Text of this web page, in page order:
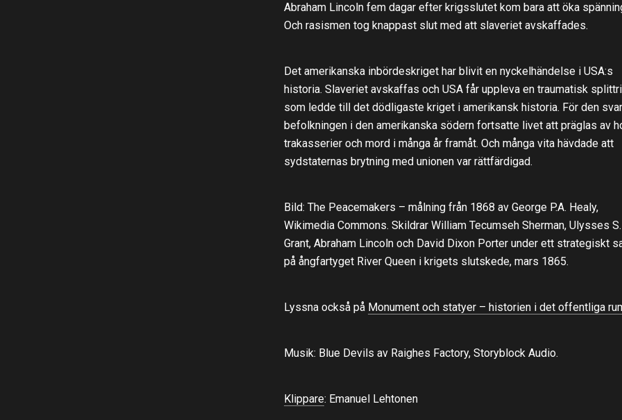
Abraham Lincoln fem dagar efter krigsslutet kom bara att öka
Och rasismen tog knappast slut med att slaveriet avskaffades.
Det amerikanska inbördeskriget har blivit en nyckelhändelse i USA:s
historia. Slaveriet avskaffas och USA får uppleva en traumatisk
som ledde till det dödligaste kriget i amerikansk historia. För den
befolkningen i den amerikanska södern fortsatte livet att präglas av
trakasserier och mord i många år framåt. Och många vita hävdade att
sydstaternas brytning med unionen var rättfärdigad.
Bild: The Peacemakers – målning från 1868 av George P.A. Healy,
Wikimedia Commons. Skildrar William Tecumseh Sherman, Ulysses S.
Grant, Abraham Lincoln och David Dixon Porter under ett strategiskt
på ångfartyget River Queen i krigets slutskede, mars 1865.
Lyssna också på Monument och statyer – historien i det offentliga
Musik: Blue Devils av Raighes Factory, Storyblock Audio.
Klippare: Emanuel Lehtonen